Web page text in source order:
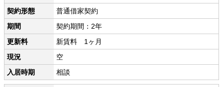
契約形態
普通借家契約
期間
契約期間：2年
更新料
新賃料 1ヶ月
現況
空
入居時期
相談